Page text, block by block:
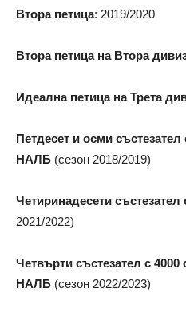
Втора петица: 2019/2020
Втора петица на Втора
Идеална петица на Трета
Петдесет и осми
НАЛБ (сезон 2018/2019)
Четиринадесети
2021/2022)
Четвърти състезател с 4000
НАЛБ (сезон 2022/2023)